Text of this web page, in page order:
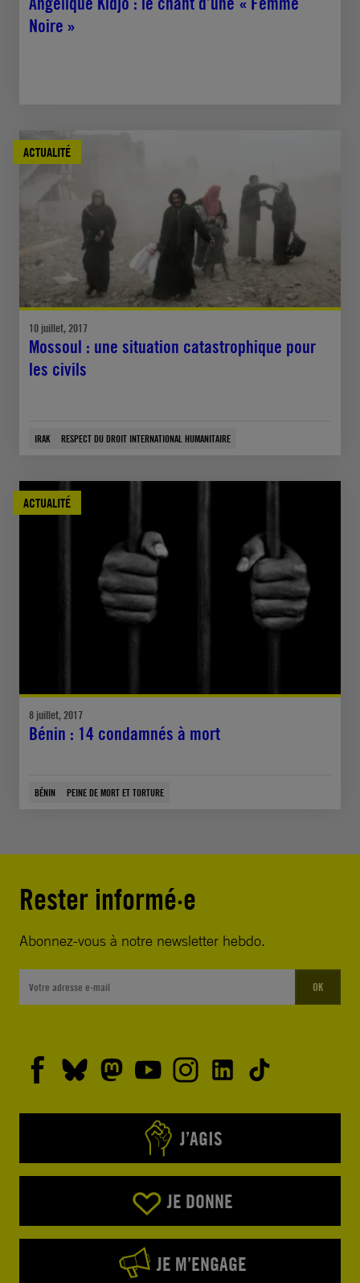
Noire »
ACTUALITÉ
10 juillet, 2017
Mossoul : une situation catastrophique pour
les civils
IRAK RESPECT DU DROIT INTERNATIONAL HUMANITAIRE
ACTUALITÉ
8 juillet, 2017
Bénin : 14 condamnés à mort
BÉNIN PEINE DE MORT ET TORTURE
Rester informé·e
Abonnez-vous à notre newsletter hebdo.
OK
J’AGIS
JE DONNE
JE M’ENGAGE